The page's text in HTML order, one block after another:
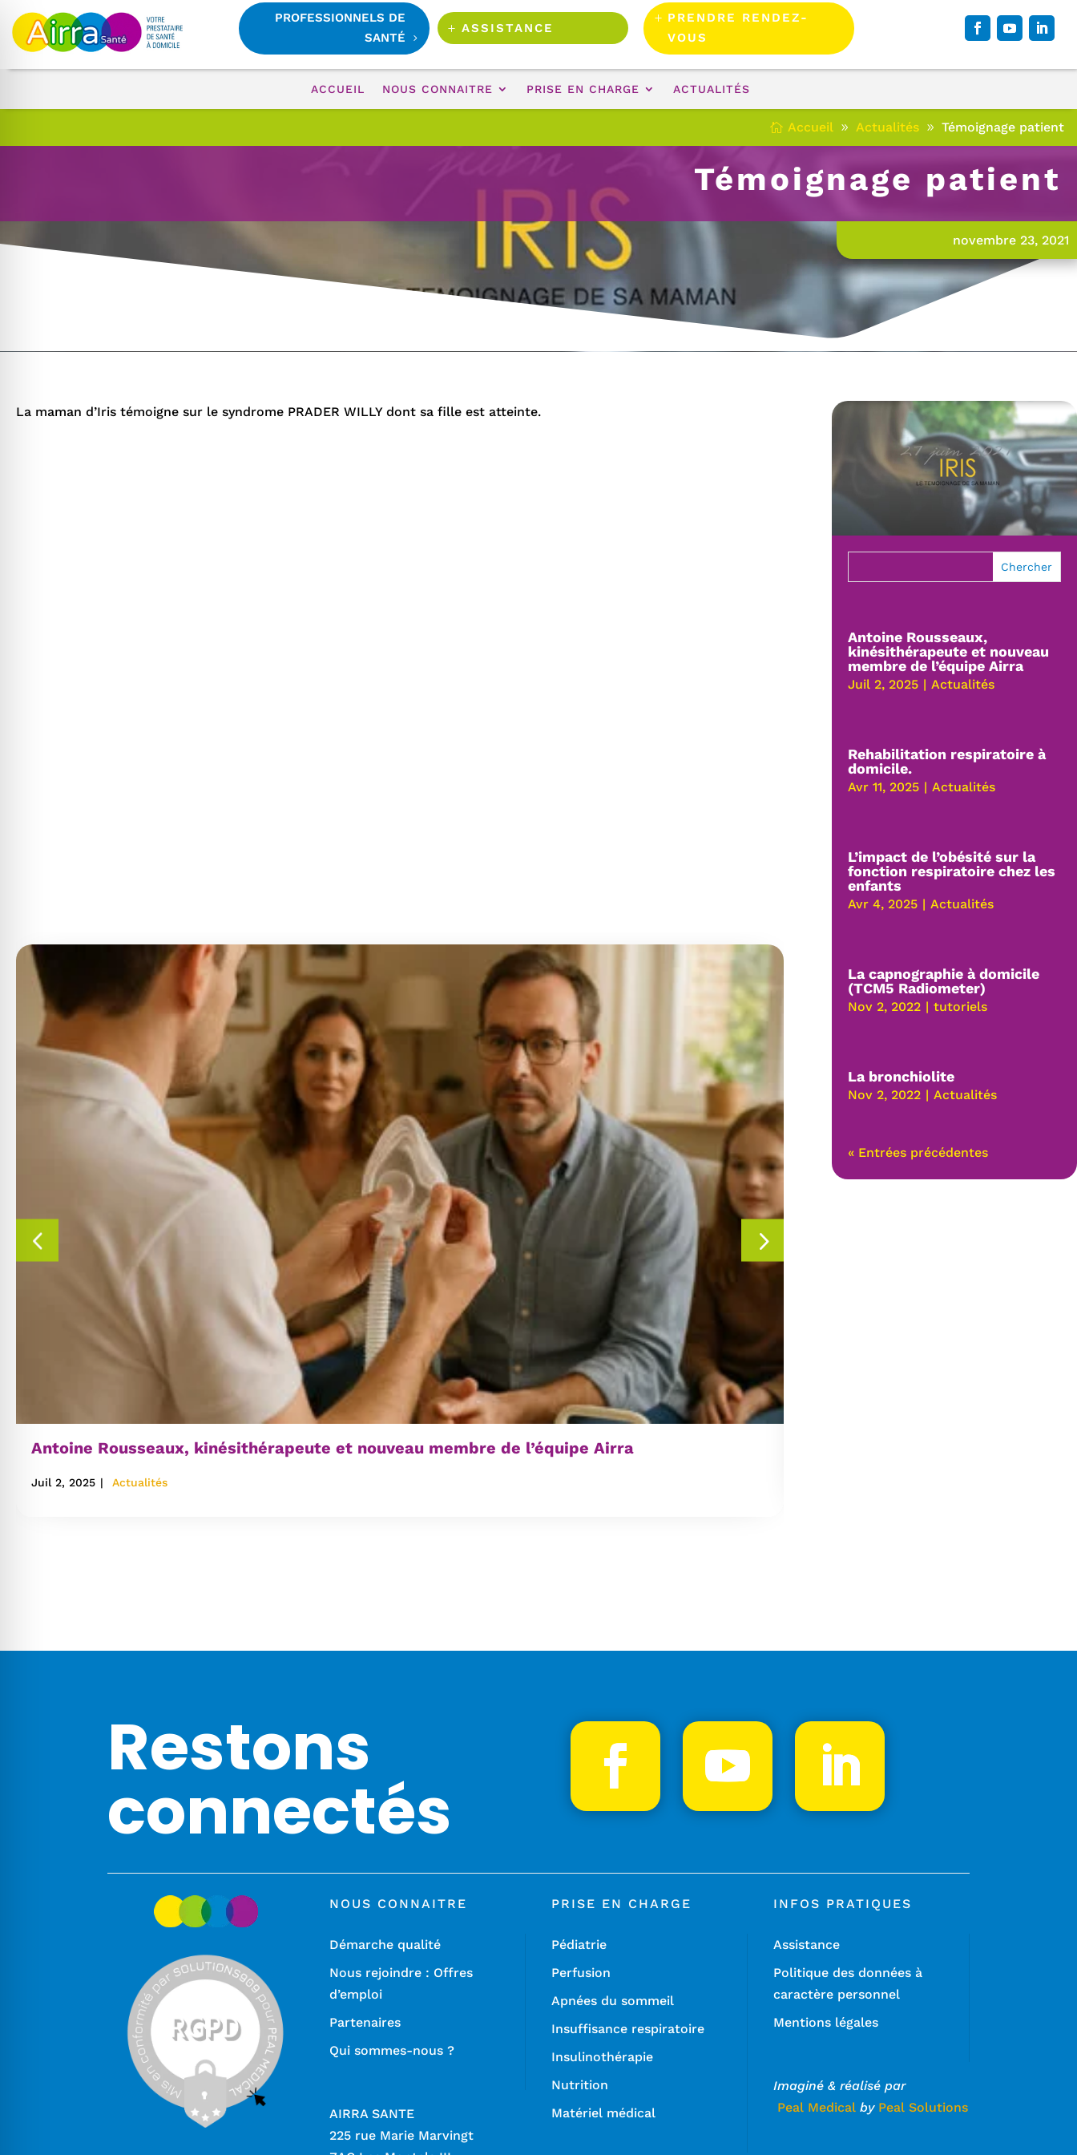
PROFESSIONNELS DE
SANTÉ
ASSISTANCE
PRENDRE RENDEZ-
VOUS
ACCUEIL NOUS CONNAITRE PRISE EN CHARGE ACTUALITÉS
Accueil Actualités Témoignage patient
Témoignage patient
novembre 23, 2021
La maman d’Iris témoigne sur le syndrome PRADER WILLY dont sa fille est atteinte.
Antoine Rousseaux, kinésithérapeute et nouveau membre de l’équipe Airra
Juil 2, 2025 | Actualités
Antoine Rousseaux,
kinésithérapeute et nouveau
membre de l’équipe Airra
Juil 2, 2025 | Actualités
Rehabilitation respiratoire à
domicile.
Avr 11, 2025 | Actualités
L’impact de l’obésité sur la
fonction respiratoire chez les
enfants
Avr 4, 2025 | Actualités
La capnographie à domicile
(TCM5 Radiometer)
Nov 2, 2022 | tutoriels
La bronchiolite
Nov 2, 2022 | Actualités
« Entrées précédentes
Restons
connectés
NOUS CONNAITRE
Démarche qualité
Nous rejoindre : Offres
d’emploi
Partenaires
Qui sommes-nous ?
AIRRA SANTE
225 rue Marie Marvingt
PRISE EN CHARGE
Pédiatrie
Perfusion
Apnées du sommeil
Insuffisance respiratoire
Insulinothérapie
Nutrition
Matériel médical
INFOS PRATIQUES
Assistance
Politique des données à
caractère personnel
Mentions légales
Imaginé & réalisé par
Peal Medical by Peal Solutions
au TDAH